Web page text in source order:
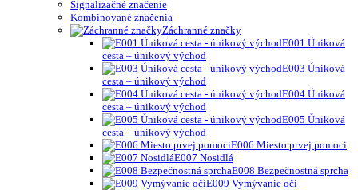
Signalizačné značenie
Kombinované značenia
Záchranné značky
E001 Úniková
cesta – únikový východ
E003 Úniková
cesta – únikový východ
E004 Úniková
cesta – únikový východ
E005 Ůniková
cesta – únikový východ
E006 Miesto prvej pomoci
E007 Nosidlá
E008 Bezpečnostná sprcha
E009 Vymývanie očí